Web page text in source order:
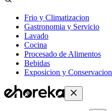
Frio y Climatizacion
Gastronomia y Servicio
Lavado
Cocina
Procesado de Alimentos
Bebidas
Exposicion y Conservacion